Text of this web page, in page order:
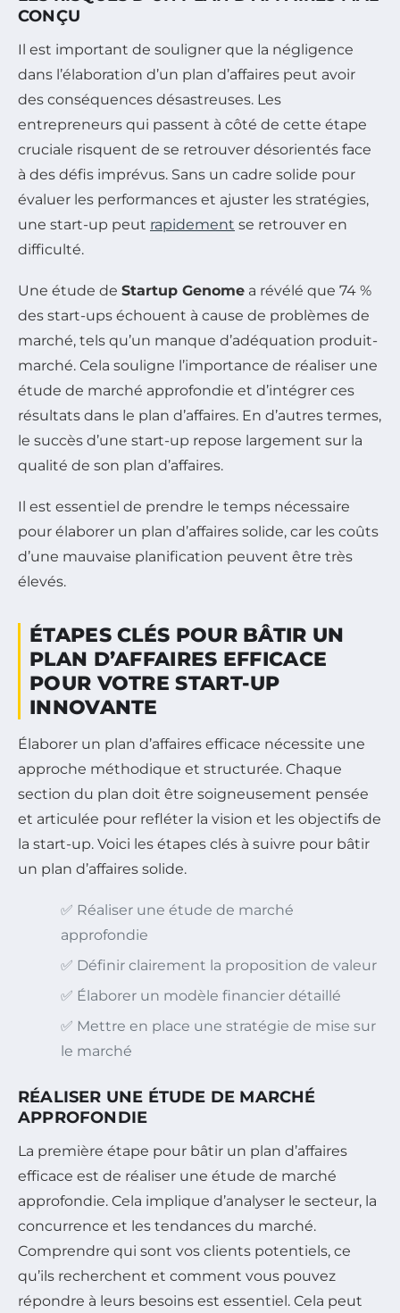
CONÇU
Il est important de souligner que la négligence
dans l’élaboration d’un plan d’affaires peut avoir
des conséquences désastreuses. Les
entrepreneurs qui passent à côté de cette étape
cruciale risquent de se retrouver désorientés face
à des défis imprévus. Sans un cadre solide pour
évaluer les performances et ajuster les stratégies,
une start-up peut rapidement se retrouver en
difficulté.
Une étude de Startup Genome a révélé que 74 %
des start-ups échouent à cause de problèmes de
marché, tels qu’un manque d’adéquation produit-
marché. Cela souligne l’importance de réaliser une
étude de marché approfondie et d’intégrer ces
résultats dans le plan d’affaires. En d’autres termes,
le succès d’une start-up repose largement sur la
qualité de son plan d’affaires.
Il est essentiel de prendre le temps nécessaire
pour élaborer un plan d’affaires solide, car les coûts
d’une mauvaise planification peuvent être très
élevés.
ÉTAPES CLÉS POUR BÂTIR UN
PLAN D’AFFAIRES EFFICACE
POUR VOTRE START-UP
INNOVANTE
Élaborer un plan d’affaires efficace nécessite une
approche méthodique et structurée. Chaque
section du plan doit être soigneusement pensée
et articulée pour refléter la vision et les objectifs de
la start-up. Voici les étapes clés à suivre pour bâtir
un plan d’affaires solide.
✅ Réaliser une étude de marché
approfondie
✅ Définir clairement la proposition de valeur
✅ Élaborer un modèle financier détaillé
✅ Mettre en place une stratégie de mise sur
le marché
RÉALISER UNE ÉTUDE DE MARCHÉ
APPROFONDIE
La première étape pour bâtir un plan d’affaires
efficace est de réaliser une étude de marché
approfondie. Cela implique d’analyser le secteur, la
concurrence et les tendances du marché.
Comprendre qui sont vos clients potentiels, ce
qu’ils recherchent et comment vous pouvez
répondre à leurs besoins est essentiel. Cela peut